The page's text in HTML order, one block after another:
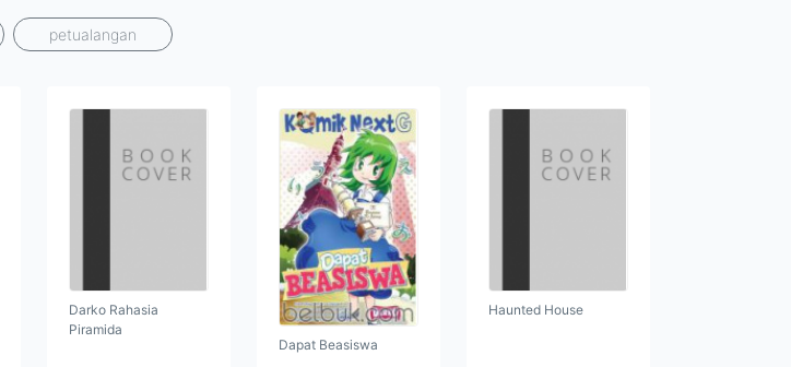
petualangan
Darko Rahasia
Piramida
Dapat Beasiswa
Haunted House